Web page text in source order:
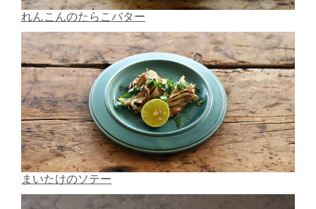
れんこんのたらこバター
まいたけのソテー